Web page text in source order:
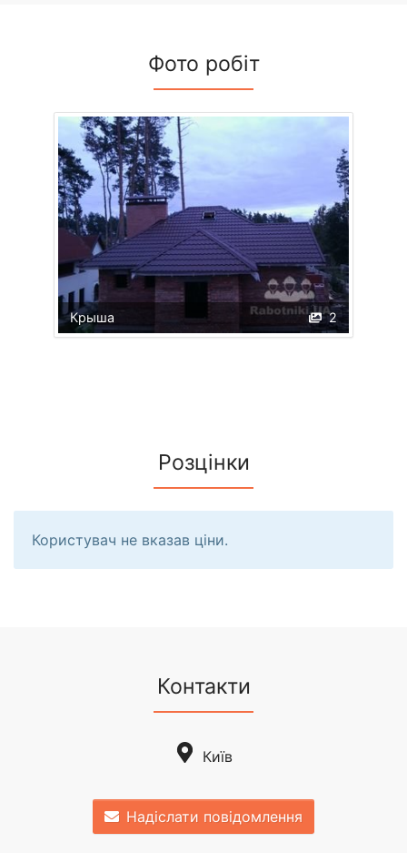
Фото робіт
2
Крыша
Розцінки
Користувач не вказав ціни.
Контакти
Київ
Надіслати повідомлення